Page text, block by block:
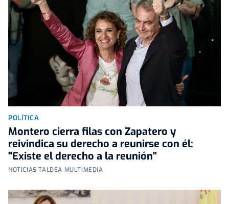
POLÍTICA
Montero cierra filas con Zapatero y
reivindica su derecho a reunirse con él:
"Existe el derecho a la reunión"
NOTICIAS TALDEA MULTIMEDIA